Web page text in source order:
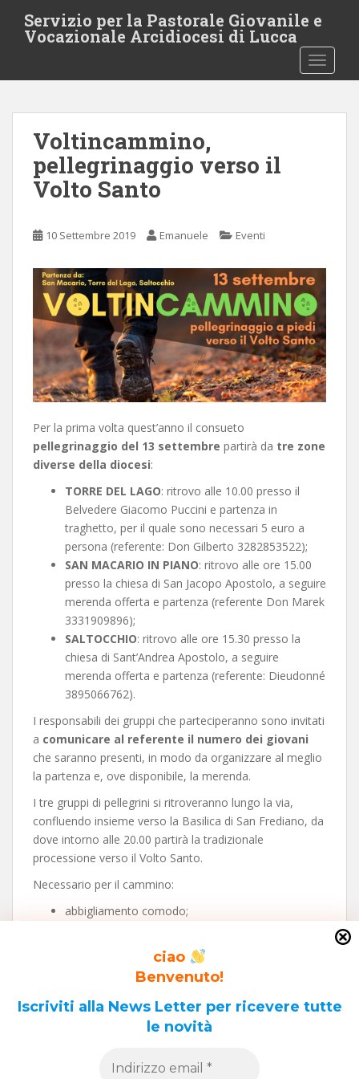
t
Servizio per la Pastorale Giovanile e
Vocazionale Arcidiocesi di Lucca
Voltincammino,
pellegrinaggio verso il
Volto Santo
10 Settembre 2019 Emanuele Eventi
Per la prima volta quest’anno il consueto
pellegrinaggio del 13 settembre partirà da tre zone
diverse della diocesi:
TORRE DEL LAGO: ritrovo alle 10.00 presso il
Belvedere Giacomo Puccini e partenza in
traghetto, per il quale sono necessari 5 euro a
persona (referente: Don Gilberto 3282853522);
SAN MACARIO IN PIANO: ritrovo alle ore 15.00
presso la chiesa di San Jacopo Apostolo, a seguire
merenda offerta e partenza (referente Don Marek
3331909896);
SALTOCCHIO: ritrovo alle ore 15.30 presso la
chiesa di Sant’Andrea Apostolo, a seguire
merenda offerta e partenza (referente: Dieudonné
3895066762).
I responsabili dei gruppi che parteciperanno sono invitati
a comunicare al referente il numero dei giovani
che saranno presenti, in modo da organizzare al meglio
la partenza e, ove disponibile, la merenda.
I tre gruppi di pellegrini si ritroveranno lungo la via,
confluendo insieme verso la Basilica di San Frediano, da
dove intorno alle 20.00 partirà la tradizionale
processione verso il Volto Santo.
Necessario per il cammino:
abbigliamento comodo;
prenderne una presso i punti di partenza con
un’offerta minima di 3 euro);
acqua e qualcosa per rifocillarsi durante il giorno.
ciao
Benvenuto!
Iscriviti alla News Letter per ricevere tutte
le novità